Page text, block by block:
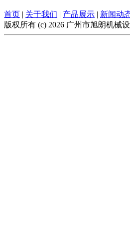
首页 | 关于我们 | 产品展示 | 新闻动
版权所有 (c) 2026 广州市旭朗机械